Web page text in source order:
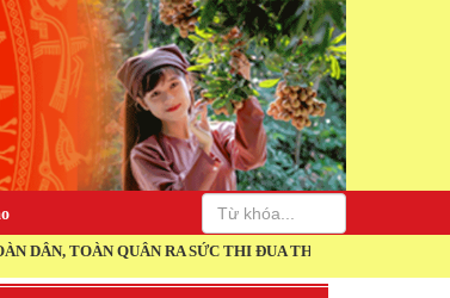
SỨC THI ĐUA THỰC HIỆN THẮNG LỢI NGHỊ QUYẾT ĐẠI